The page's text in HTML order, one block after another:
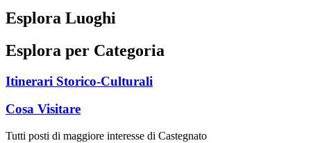
Esplora Luoghi
Esplora per Categoria
Itinerari Storico-Culturali
Cosa Visitare
Tutti posti di maggiore interesse di Castegnato